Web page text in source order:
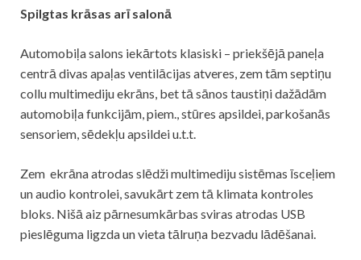
Spilgtas krāsas arī salonā
Automobiļa salons iekārtots klasiski – priekšējā paneļa
centrā divas apaļas ventilācijas atveres, zem tām septiņu
collu multimediju ekrāns, bet tā sānos taustiņi dažādām
automobiļa funkcijām, piem., stūres apsildei, parkošanās
sensoriem, sēdekļu apsildei u.t.t.
Zem ekrāna atrodas slēdži multimediju sistēmas īsceļiem
un audio kontrolei, savukārt zem tā klimata kontroles
bloks. Nišā aiz pārnesumkārbas sviras atrodas USB
pieslēguma ligzda un vieta tālruņa bezvadu lādēšanai.